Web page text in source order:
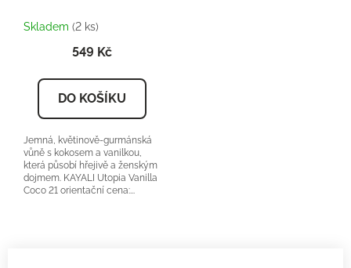
Skladem (2 ks)
549 Kč
DO KOŠÍKU
Jemná, květinově-gurmánská
vůně s kokosem a vanilkou,
která působí hřejivě a ženským
dojmem. KAYALI Utopia Vanilla
Coco 21 orientační cena:...